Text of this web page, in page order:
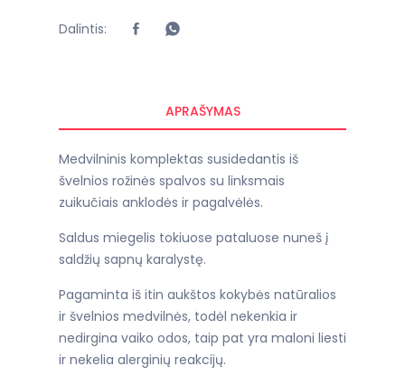
Dalintis:
APRAŠYMAS
Medvilninis komplektas susidedantis iš
švelnios rožinės spalvos su linksmais
zuikučiais anklodės ir pagalvėlės.
Saldus miegelis tokiuose pataluose nuneš į
saldžių sapnų karalystę.
Pagaminta iš itin aukštos kokybės natūralios
ir švelnios medvilnės, todėl nekenkia ir
nedirgina vaiko odos, taip pat yra maloni liesti
ir nekelia alerginių reakcijų.